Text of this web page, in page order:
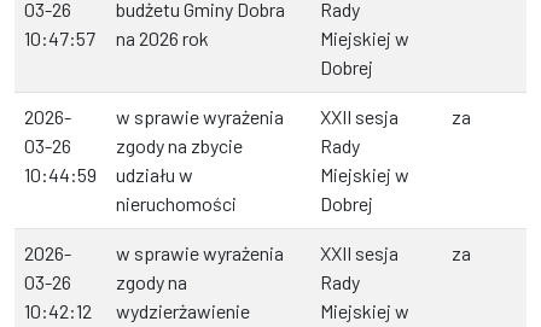
03-26
10:47:57
budżetu Gminy Dobra
na 2026 rok
Rady
Miejskiej w
Dobrej
2026-
03-26
10:44:59
w sprawie wyrażenia
zgody na zbycie
udziału w
nieruchomości
XXII sesja
Rady
Miejskiej w
Dobrej
za
2026-
03-26
10:42:12
w sprawie wyrażenia
zgody na
wydzierżawienie
XXII sesja
Rady
Miejskiej w
za